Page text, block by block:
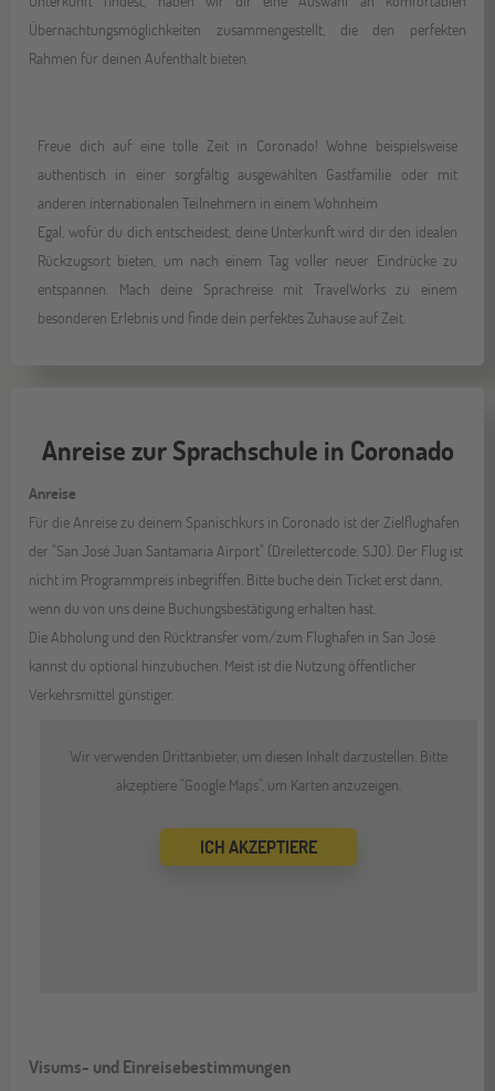
Übernachtungsmöglichkeiten zusammengestellt, die den perfekten
Rahmen für deinen Aufenthalt bieten.
Freue dich auf eine tolle Zeit in Coronado! Wohne beispielsweise
authentisch in einer sorgfältig ausgewählten Gastfamilie oder mit
anderen internationalen Teilnehmern in einem Wohnheim
Egal, wofür du dich entscheidest, deine Unterkunft wird dir den idealen
Rückzugsort bieten, um nach einem Tag voller neuer Eindrücke zu
entspannen. Mach deine Sprachreise mit TravelWorks zu einem
besonderen Erlebnis und finde dein perfektes Zuhause auf Zeit.
Anreise zur Sprachschule in Coronado
Anreise
Für die Anreise zu deinem Spanischkurs in Coronado ist der Zielflughafen
der "San José Juan Santamaria Airport" (Dreilettercode: SJO). Der Flug ist
nicht im Programmpreis inbegriffen. Bitte buche dein Ticket erst dann,
wenn du von uns deine Buchungsbestätigung erhalten hast.
Die Abholung und den Rücktransfer vom/zum Flughafen in San José
kannst du optional hinzubuchen. Meist ist die Nutzung öffentlicher
Verkehrsmittel günstiger.
Wir verwenden Drittanbieter, um diesen Inhalt darzustellen. Bitte
akzeptiere "Google Maps", um Karten anzuzeigen.
ICH AKZEPTIERE
Visums- und Einreisebestimmungen